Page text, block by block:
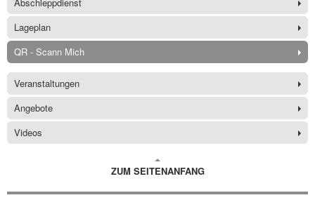
Lageplan
QR - Scann Mich
Veranstaltungen
Angebote
Videos
ZUM SEITENANFANG